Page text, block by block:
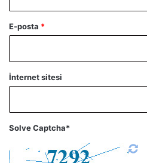
E-posta *
İnternet sitesi
Solve Captcha*